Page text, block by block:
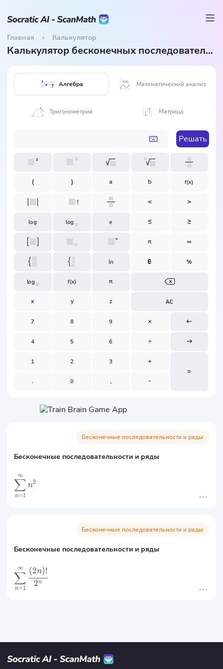
Главная Калькулятор
Калькулятор бесконечных последовательностей и рядов
Алгебра Математический анализ
Тригонометрия Матрица
Решать
Бесконечные последовательности и ряды
Бесконечные последовательности и ряды
n=1
∑
∞
n2
Бесконечные последовательности и ряды
Бесконечные последовательности и ряды
n=1
∑
∞
2n
(2n)!